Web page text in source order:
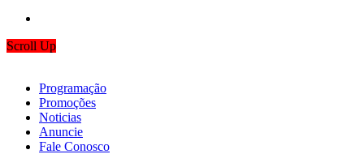
Scroll Up
Programação
Promoções
Noticias
Anuncie
Fale Conosco